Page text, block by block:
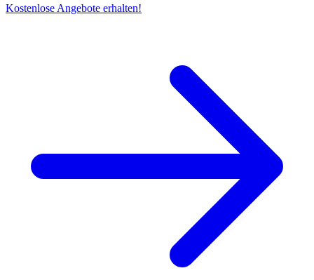
Kostenlose Angebote erhalten!